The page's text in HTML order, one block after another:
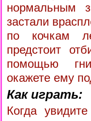
нормальным
застали
по кочкам
предстоит
помощью
окажете ему
Как играть:
Когда